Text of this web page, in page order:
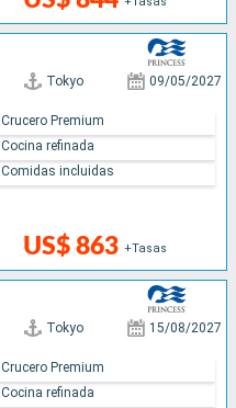
Tokyo 09/05/2027
US$ 863 +Tasas
Crucero Premium
Cocina refinada
Comidas incluidas
Tokyo 15/08/2027
Crucero Premium
Cocina refinada